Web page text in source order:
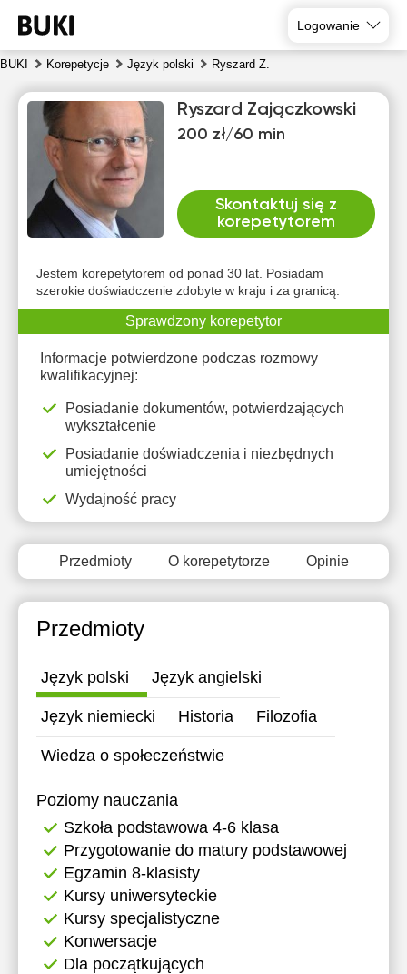
Logowanie
BUKI Korepetycje Język polski Ryszard Z.
Ryszard Zajączkowski
200 zł/60 min
Skontaktuj się z
korepetytorem
Jestem korepetytorem od ponad 30 lat. Posiadam
szerokie doświadczenie zdobyte w kraju i za granicą.
Sprawdzony korepetytor
Informacje potwierdzone podczas rozmowy
kwalifikacyjnej:
Posiadanie dokumentów, potwierdzających
wykształcenie
Posiadanie doświadczenia i niezbędnych
umiejętności
Wydajność pracy
Przedmioty O korepetytorze Opinie
Przedmioty
Język polski Język angielski
Język niemiecki Historia Filozofia
Wiedza o społeczeństwie
Poziomy nauczania
Szkoła podstawowa 4-6 klasa
Przygotowanie do matury podstawowej
Egzamin 8-klasisty
Kursy uniwersyteckie
Kursy specjalistyczne
Konwersacje
Dla początkujących
9
10
11
12
13
Brak
Brak
dostępnych
Brak
dostępnych
Brak
dostępnych
Brak
Brak